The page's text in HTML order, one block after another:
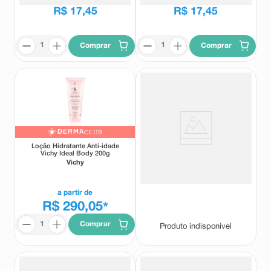
R$ 17,45
Comprar
R$ 17,45
Comprar
DERMACLUB
Loção Hidratante Anti-idade
Vichy Ideal Body 200g
Vichy
a partir de
R$ 290,05*
Comprar
Sérum Hidratante Corporal
Produto indisponível